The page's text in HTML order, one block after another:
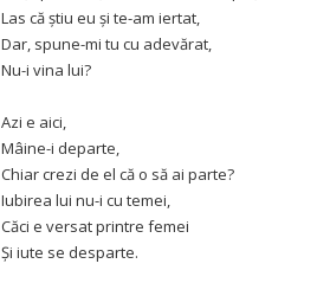
Las că știu eu și te-am iertat,
Dar, spune-mi tu cu adevărat,
Nu-i vina lui?
Azi e aici,
Mâine-i departe,
Chiar crezi de el că o să ai parte?
Iubirea lui nu-i cu temei,
Căci e versat printre femei
Și iute se desparte.